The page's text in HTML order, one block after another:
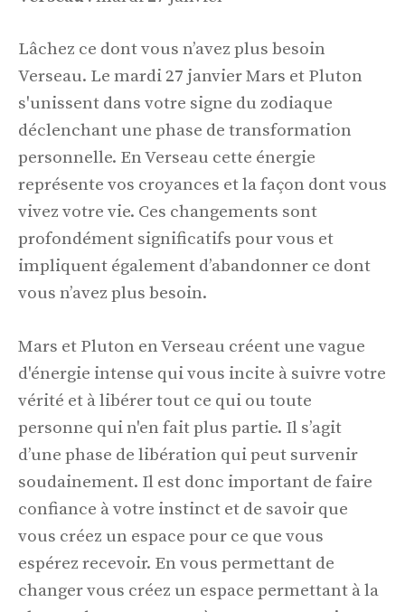
Lâchez ce dont vous n’avez plus besoin
Verseau. Le mardi 27 janvier Mars et Pluton
s'unissent dans votre signe du zodiaque
déclenchant une phase de transformation
personnelle. En Verseau cette énergie
représente vos croyances et la façon dont vous
vivez votre vie. Ces changements sont
profondément significatifs pour vous et
impliquent également d’abandonner ce dont
vous n’avez plus besoin.
Mars et Pluton en Verseau créent une vague
d'énergie intense qui vous incite à suivre votre
vérité et à libérer tout ce qui ou toute
personne qui n'en fait plus partie. Il s’agit
d’une phase de libération qui peut survenir
soudainement. Il est donc important de faire
confiance à votre instinct et de savoir que
vous créez un espace pour ce que vous
espérez recevoir. En vous permettant de
changer vous créez un espace permettant à la